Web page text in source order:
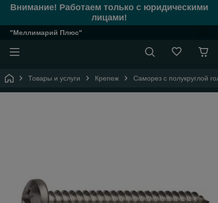
Внимание! Работаем только с юридическими
лицами!
"Меллимарий Плюс"
Товары и услуги Крепеж Саморез с полукруглой